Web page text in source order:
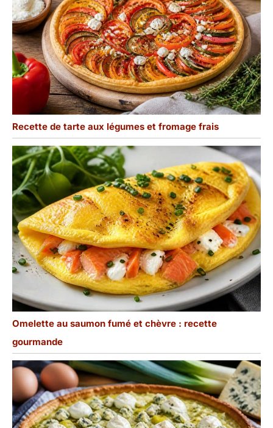
ardoises apportent une
touche de charme
authentique qui captive
l'attention de vos invités
et clients.
Recette de tarte aux légumes et fromage frais
Omelette au saumon fumé et chèvre : recette
gourmande